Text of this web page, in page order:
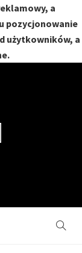
a
pozycjonowanie
użytkowników, a